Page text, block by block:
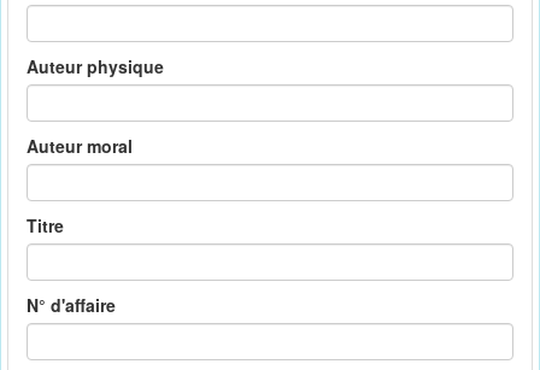
Auteur physique
Auteur moral
Titre
N° d'affaire